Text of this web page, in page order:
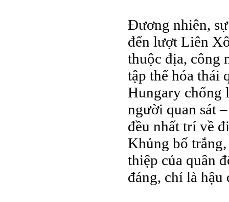
Đương nhiên,
đến lượt Liên
thuộc địa, công
tập thể hóa thái
Hungary chống
người quan sát
đều nhất trí về
Khủng bố
thiệp của quân
đáng, chỉ là hậu